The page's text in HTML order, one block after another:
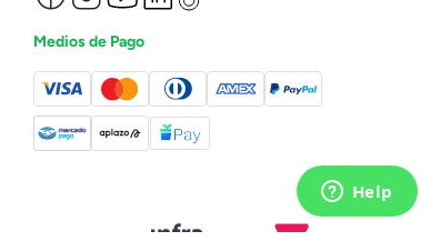
Medios de Pago